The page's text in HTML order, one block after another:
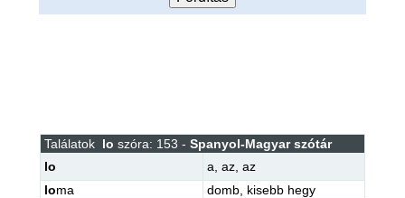
Találatok lo szóra: 153 - Spanyol-Magyar szótár
lo
a az, az
loma domb, kisebb hegy